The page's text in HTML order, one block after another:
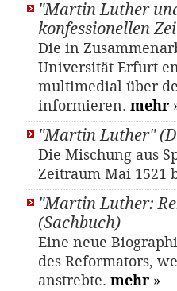
"Martin Luther
konfessionellen
Die in
Universität Erfurt
multimedial über
informieren. mehr
"Martin Luther"
Die Mischung aus
Zeitraum Mai 1521
"Martin Luther:
(Sachbuch)
Eine neue
des Reformators,
anstrebte. mehr »